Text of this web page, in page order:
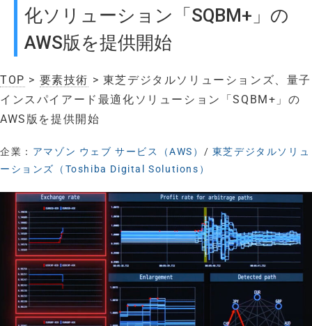
化ソリューション「SQBM+」の
AWS版を提供開始
TOP > 要素技術 > 東芝デジタルソリューションズ、量子
インスパイアード最適化ソリューション「SQBM+」の
AWS版を提供開始
企業： アマゾン ウェブ サービス（AWS） / 東芝デジタルソリュ
ーションズ（Toshiba Digital Solutions）